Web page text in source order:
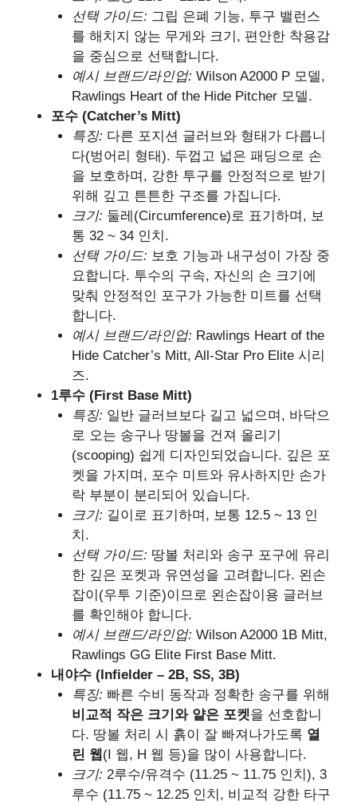
선택 가이드: 그립 은폐 기능, 투구 밸런스
를 해치지 않는 무게와 크기, 편안한 착용감
을 중심으로 선택합니다.
예시 브랜드/라인업: Wilson A2000 P 모델,
Rawlings Heart of the Hide Pitcher 모델.
포수 (Catcher’s Mitt)
특징: 다른 포지션 글러브와 형태가 다릅니
다(벙어리 형태). 두껍고 넓은 패딩으로 손
을 보호하며, 강한 투구를 안정적으로 받기
위해 깊고 튼튼한 구조를 가집니다.
크기: 둘레(Circumference)로 표기하며, 보
통 32 ~ 34 인치.
선택 가이드: 보호 기능과 내구성이 가장 중
요합니다. 투수의 구속, 자신의 손 크기에
맞춰 안정적인 포구가 가능한 미트를 선택
합니다.
예시 브랜드/라인업: Rawlings Heart of the
Hide Catcher’s Mitt, All-Star Pro Elite 시리
즈.
1루수 (First Base Mitt)
특징: 일반 글러브보다 길고 넓으며, 바닥으
로 오는 송구나 땅볼을 건져 올리기
(scooping) 쉽게 디자인되었습니다. 깊은 포
켓을 가지며, 포수 미트와 유사하지만 손가
락 부분이 분리되어 있습니다.
크기: 길이로 표기하며, 보통 12.5 ~ 13 인
치.
선택 가이드: 땅볼 처리와 송구 포구에 유리
한 깊은 포켓과 유연성을 고려합니다. 왼손
잡이(우투 기준)이므로 왼손잡이용 글러브
를 확인해야 합니다.
예시 브랜드/라인업: Wilson A2000 1B Mitt,
Rawlings GG Elite First Base Mitt.
내야수 (Infielder – 2B, SS, 3B)
특징: 빠른 수비 동작과 정확한 송구를 위해
비교적 작은 크기와 얕은 포켓을 선호합니
다. 땅볼 처리 시 흙이 잘 빠져나가도록 열
린 웹 (I 웹, H 웹 등)을 많이 사용합니다.
크기: 2루수/유격수 (11.25 ~ 11.75 인치), 3
루수 (11.75 ~ 12.25 인치, 비교적 강한 타구